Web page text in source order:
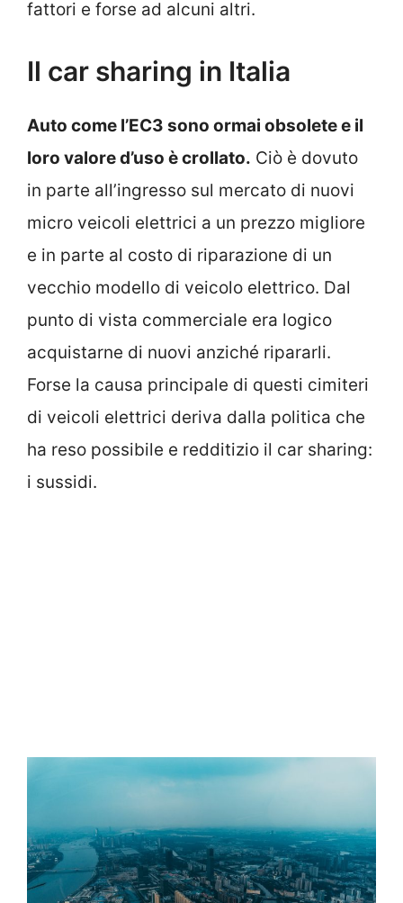
fattori e forse ad alcuni altri.
Il car sharing in Italia
Auto come l’EC3 sono ormai obsolete e il
loro valore d’uso è crollato. Ciò è dovuto
in parte all’ingresso sul mercato di nuovi
micro veicoli elettrici a un prezzo migliore
e in parte al costo di riparazione di un
vecchio modello di veicolo elettrico. Dal
punto di vista commerciale era logico
acquistarne di nuovi anziché ripararli.
Forse la causa principale di questi cimiteri
di veicoli elettrici deriva dalla politica che
ha reso possibile e redditizio il car sharing:
i sussidi.